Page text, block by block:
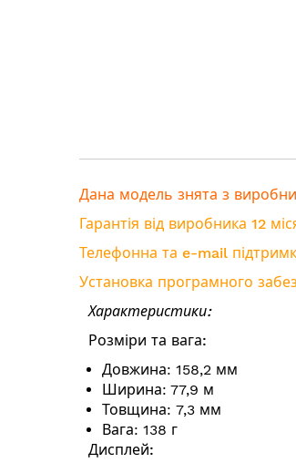
Дана модель знята з
Гарантія від виробника 12
Телефонна та e-mail
Установка програмного
Характеристики:
Розміри та вага:
Довжина: 158,2 мм
Ширина: 77,9 м
Товщина: 7,3 мм
Вага: 138 г
Дисплей: